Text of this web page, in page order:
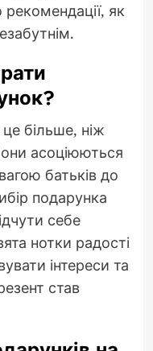
як
більше, ніж
асоціюються
батьків до
подарунка
себе
нотки радості
інтереси та
став